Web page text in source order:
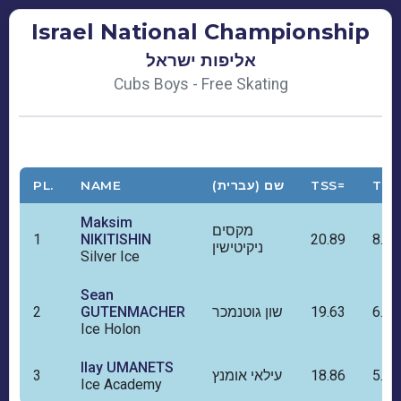
Israel National Championship
אליפות ישראל
Cubs Boys - Free Skating
PL. NAME שם (עברית) TSS=
1
Maksim
NIKITISHIN
Silver Ice
מקסים
ניקיטישין
20.89 8.74
2
Sean
GUTENMACHER
Ice Holon
שון גוטנמכר 19.63 6.74
3
Ilay UMANETS
Ice Academy
עילאי אומנץ 18.86 5.98